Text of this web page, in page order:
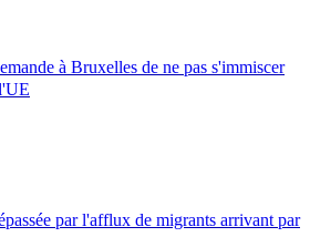
à Bruxelles de ne pas s'immiscer
par l'afflux de migrants arrivant par